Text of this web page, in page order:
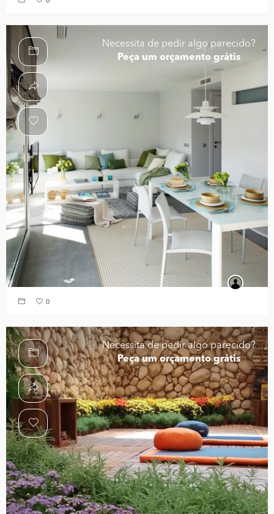
Necessita de pedir algo parecido?
Peça um orçamento grátis
0
Necessita de pedir algo parecido?
Peça um orçamento grátis